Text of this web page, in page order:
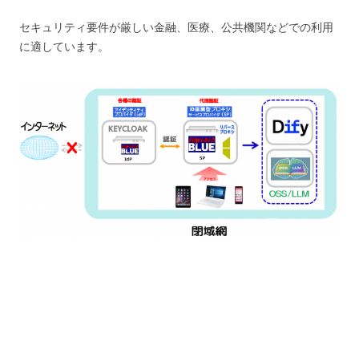
セキュリティ要件が厳しい金融、医療、公共機関などでの利用
に適しています。